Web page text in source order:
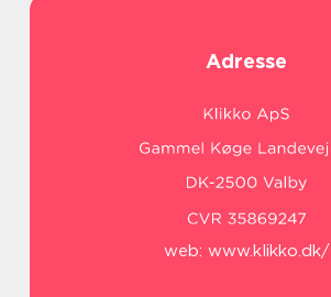
Adresse
web: www.klikko.dk/